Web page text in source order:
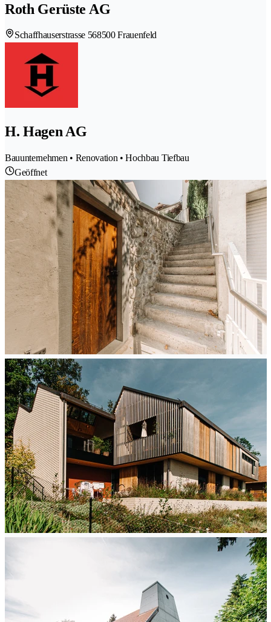
Roth Gerüste AG
Schaffhauserstrasse 568500 Frauenfeld
H. Hagen AG
Bauunternehmen • Renovation • Hochbau Tiefbau
Geöffnet